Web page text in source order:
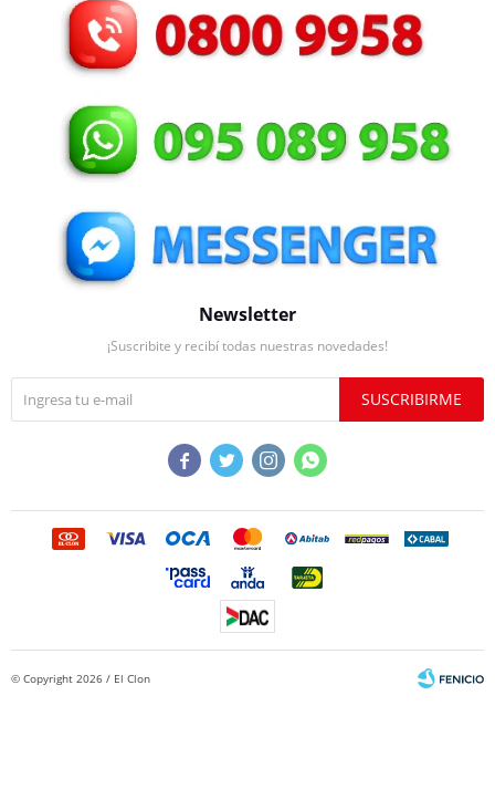
Newsletter
¡Suscribite y recibí todas nuestras novedades!
SUSCRIBIRME
   
© Copyright 2026 / El Clon